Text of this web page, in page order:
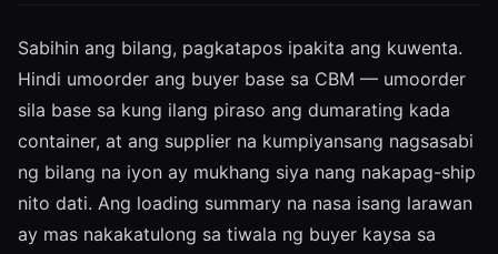
Sabihin ang bilang, pagkatapos ipakita ang kuwenta.
Hindi umoorder ang buyer base sa CBM — umoorder
sila base sa kung ilang piraso ang dumarating kada
container, at ang supplier na kumpiyansang nagsasabi
ng bilang na iyon ay mukhang siya nang nakapag-ship
nito dati. Ang loading summary na nasa isang larawan
ay mas nakakatulong sa tiwala ng buyer kaysa sa